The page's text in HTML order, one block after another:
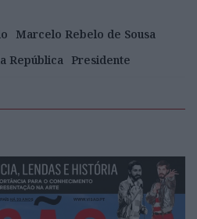
Marcelo Rebelo de Sousa
República Presidente